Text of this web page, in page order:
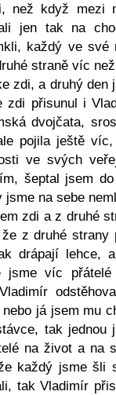
než když mezi
jen tak na
každý ve své
straně víc
zdi, a druhý den
zdi přisunul i
dvojčata,
pojila ještě
ve svých
šeptal jsem
na sebe
zdi a z druhé
z druhé strany
drápají lehce,
jsme víc přátelé
já jsem mu
tak jednou
na život a na
každý jsme šli
tak Vladimír